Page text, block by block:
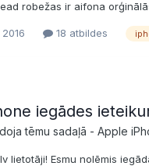
robežas ir aifona
Neesmu vēl īsti atradis laiku
Šobrīd dzīvē ir dažādi...
18 atbildes
iegādes
tēmu sadaļā - Apple
lietotāji! Esmu nolēmis